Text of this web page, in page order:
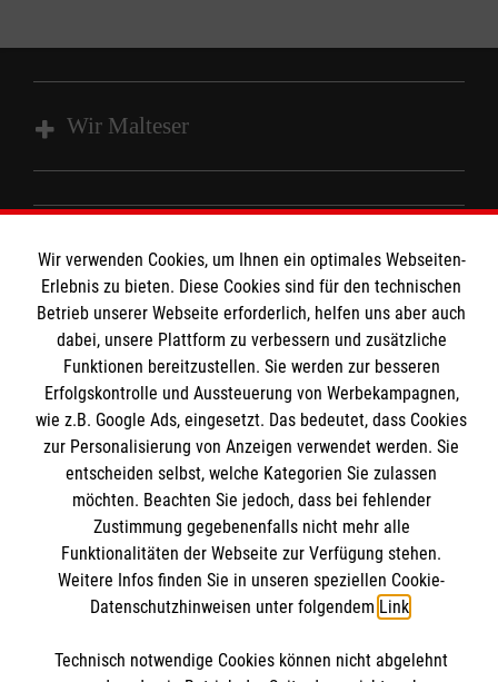
Wir Malteser
Unsere Kurse
Wir Malteser
Informationen
Kontakt
Impressum
Datenschutz
Barrierefreiheit
Malteser online
Malteserorden
Malteser Jugend
Malteser International
Mediathek
Sharepoint
Spendenkonto
Empfänger: Malteser Hilfsdienst e.V.
IBAN: DE103 7060 120 120 120 0001 2
Soziale Netzwerke
Wir verwenden Cookies, um Ihnen ein optimales Webseiten-
Erlebnis zu bieten. Diese Cookies sind für den technischen
Betrieb unserer Webseite erforderlich, helfen uns aber auch
dabei, unsere Plattform zu verbessern und zusätzliche
Funktionen bereitzustellen. Sie werden zur besseren
Erfolgskontrolle und Aussteuerung von Werbekampagnen,
wie z.B. Google Ads, eingesetzt. Das bedeutet, dass Cookies
zur Personalisierung von Anzeigen verwendet werden. Sie
entscheiden selbst, welche Kategorien Sie zulassen
möchten. Beachten Sie jedoch, dass bei fehlender
Zustimmung gegebenenfalls nicht mehr alle
Funktionalitäten der Webseite zur Verfügung stehen.
Weitere Infos finden Sie in unseren speziellen Cookie-
Datenschutzhinweisen unter folgendem Link.
Technisch notwendige Cookies können nicht abgelehnt